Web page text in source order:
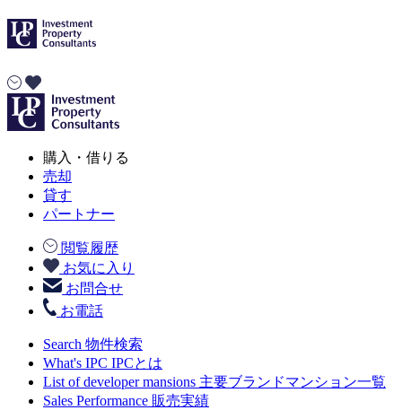
購入・借りる
売却
貸す
パートナー
閲覧履歴
お気に入り
お問合せ
お電話
Search 物件検索
What's IPC IPCとは
List of developer mansions 主要ブランドマンション一覧
Sales Performance 販売実績